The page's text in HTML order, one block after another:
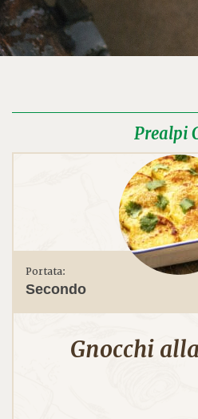
Prealpi
Portata:
Secondo
Gnocchi